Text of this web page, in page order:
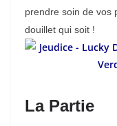
prendre soin de vos
douillet qui soit !
La Partie